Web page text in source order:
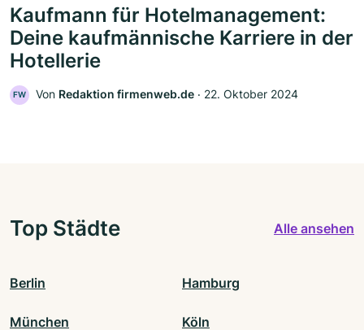
Kaufmann für Hotelmanagement:
Deine kaufmännische Karriere in der
Hotellerie
FW Von Redaktion firmenweb.de ‧ 22. Oktober 2024
Top Städte Alle ansehen
Berlin Hamburg
München Köln